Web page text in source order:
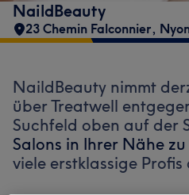
NaildBeauty
23 Chemin Falconnier,
NaildBeauty nimmt
über Treatwell
Suchfeld oben auf der
Salons in Ihrer Nähe
viele erstklassige